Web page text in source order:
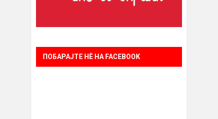
ПОБАРАЈТЕ НÈ НА FACEBOOK